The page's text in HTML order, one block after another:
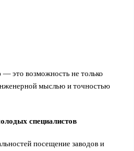
это возможность не только
мыслью и точностью
специалистов
посещение заводов и